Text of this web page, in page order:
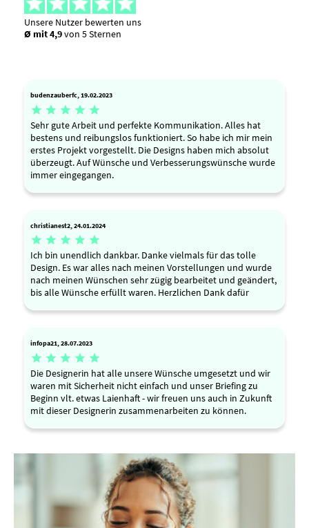
Unsere Nutzer bewerten uns
Ø mit 4,9von 5 Sternen
budenzauberfc, 19.02.2023
    
Sehr gute Arbeit und perfekte Kommunikation. Alles hat
bestens und reibungslos funktioniert. So habe ich mir mein
erstes Projekt vorgestellt. Die Designs haben mich absolut
überzeugt. Auf Wünsche und Verbesserungswünsche wurde
immer eingegangen.
christianest2, 24.01.2024
    
Ich bin unendlich dankbar. Danke vielmals für das tolle
Design. Es war alles nach meinen Vorstellungen und wurde
nach meinen Wünschen sehr zügig bearbeitet und geändert,
bis alle Wünsche erfüllt waren. Herzlichen Dank dafür
infopa21, 28.07.2023
    
Die Designerin hat alle unsere Wünsche umgesetzt und wir
waren mit Sicherheit nicht einfach und unser Briefing zu
Beginn vlt. etwas Laienhaft - wir freuen uns auch in Zukunft
mit dieser Designerin zusammenarbeiten zu können.